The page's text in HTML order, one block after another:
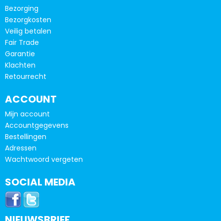
Bezorging
Bezorgkosten
Veilig betalen
Fair Trade
Garantie
Klachten
Retourrecht
ACCOUNT
Mijn account
Accountgegevens
Bestellingen
Adressen
Wachtwoord vergeten
SOCIAL MEDIA